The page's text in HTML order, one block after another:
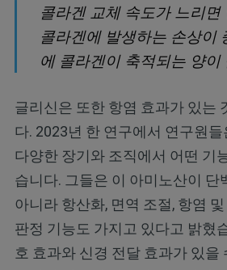
콜라겐 교체 속도가 느리면
콜라겐에 발생하는 손상이
에 콜라겐이 축적되는 양
글리신은 또한 항염 효과가 있는
다. 2023년 한 연구에서 연구원
다양한 장기와 조직에서 어떤 기
습니다. 그들은 이 아미노산이 단
아니라 항산화, 면역 조절, 항염
판정 기능도 가지고 있다고 밝혔
호 효과와 신경 전달 효과가 있을